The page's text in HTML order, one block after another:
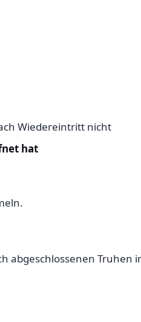
Wiedereintritt nicht
hat
abgeschlossenen Truhen